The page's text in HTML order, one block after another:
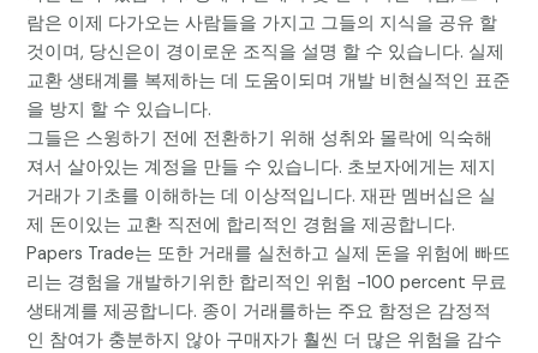
람은 이제 다가오는 사람들을 가지고 그들의 지식을 공유 할
것이며, 당신은이 경이로운 조직을 설명 할 수 있습니다. 실제
교환 생태계를 복제하는 데 도움이되며 개발 비현실적인 표준
을 방지 할 수 있습니다.
그들은 스윙하기 전에 전환하기 위해 성취와 몰락에 익숙해
져서 살아있는 계정을 만들 수 있습니다. 초보자에게는 제지
거래가 기초를 이해하는 데 이상적입니다. 재판 멤버십은 실
제 돈이있는 교환 직전에 합리적인 경험을 제공합니다.
Papers Trade는 또한 거래를 실천하고 실제 돈을 위험에 빠뜨
리는 경험을 개발하기위한 합리적인 위험 -100 percent 무료
생태계를 제공합니다. 종이 거래를하는 주요 함정은 감정적
인 참여가 충분하지 않아 구매자가 훨씬 더 많은 위험을 감수